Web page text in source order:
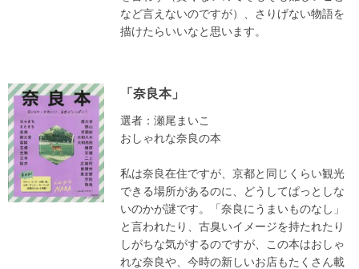
など言えないのですが）、さりげない物語を
描けたらいいなと思います。
「奈良本」
選者：瀬尾まいこ
おしゃれな奈良の本
私は奈良在住ですが、京都と同じくらい観光
できる場所があるのに、どうしてぱっとしな
いのかが謎です。「奈良にうまいものなし」
と言われたり、古臭いイメージを持たれたり
しがちな気がするのですが、この本はおしゃ
れな奈良や、今時の新しいお店もたくさん載